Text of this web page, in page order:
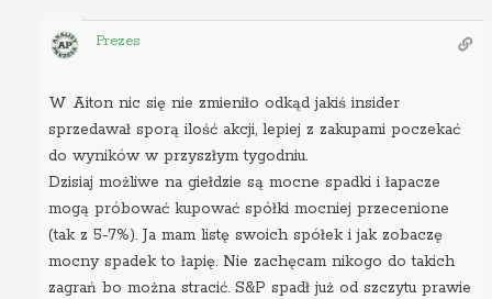
Prezes
W Aiton nic się nie zmieniło odkąd jakiś insider
sprzedawał sporą ilość akcji, lepiej z zakupami poczekać
do wyników w przyszłym tygodniu.
Dzisiaj możliwe na giełdzie są mocne spadki i łapacze
mogą próbować kupować spółki mocniej przecenione
(tak z 5-7%). Ja mam listę swoich spółek i jak zobaczę
mocny spadek to łapię. Nie zachęcam nikogo do takich
zagrań bo można stracić. S&P spadł już od szczytu prawie